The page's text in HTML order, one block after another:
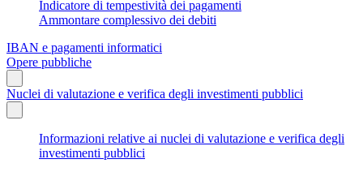
Indicatore di tempestività dei pagamenti
Ammontare complessivo dei debiti
IBAN e pagamenti informatici
Opere pubbliche
Nuclei di valutazione e verifica degli investimenti pubblici
Informazioni relative ai nuclei di valutazione e verifica degli
investimenti pubblici